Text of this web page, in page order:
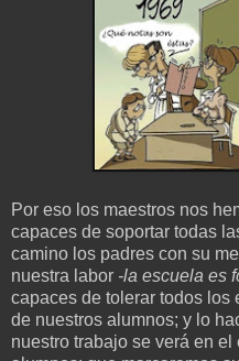
Por eso los maestros nos
capaces de soportar todas
camino los padres con su
nuestra labor -la escuela es
capaces de tolerar todos los
de nuestros alumnos; y lo
nuestro trabajo se verá en